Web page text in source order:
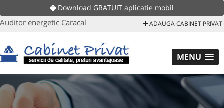
Download GRATUIT aplicatie mobil
Auditor energetic Caracal ADAUGA CABINET PRIVAT
MENU